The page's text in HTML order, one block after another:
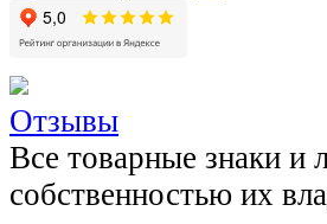
Отзывы
Все товарные знаки и
собственностью их